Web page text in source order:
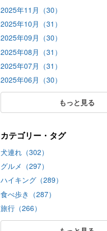
2025年11月（30）
2025年10月（31）
2025年09月（30）
2025年08月（31）
2025年07月（31）
2025年06月（30）
もっと見る
カテゴリー・タグ
犬連れ（302）
グルメ（297）
ハイキング（289）
食べ歩き（287）
旅行（266）